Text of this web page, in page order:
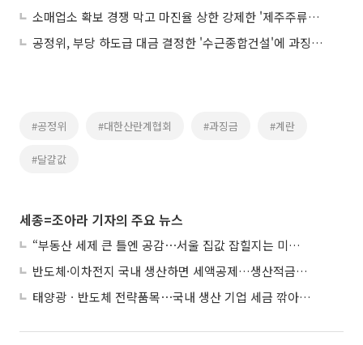
소매업소 확보 경쟁 막고 마진율 상한 강제한 '제주주류협회'…과징금 2.5억 부과
공정위, 부당 하도급 대금 결정한 '수근종합건설'에 과징금 4200만원
#공정위 #대한산란계협회 #과징금 #계란
#달걀값
세종=조아라 기자의 주요 뉴스
“부동산 세제 큰 틀엔 공감⋯서울 집값 잡힐지는 미지수”
반도체·이차전지 국내 생산하면 세액공제…생산적금융 ISA 신설
태양광ㆍ반도체 전략품목⋯국내 생산 기업 세금 깎아준다